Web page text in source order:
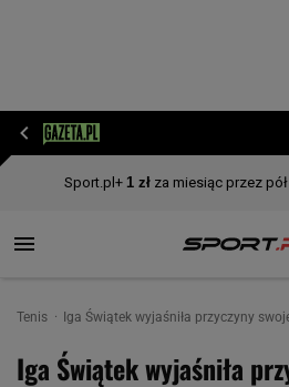
Tenis Iga Świątek wyjaśniła przyczyny
Iga Świątek wyjaśniła